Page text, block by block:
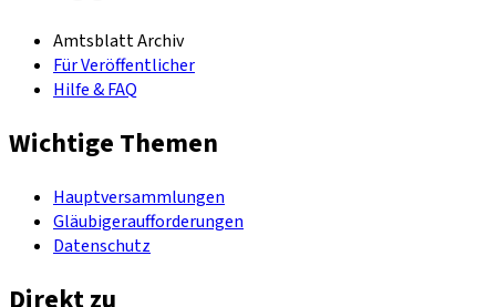
Amtsblatt Archiv
Für Veröffentlicher
Hilfe & FAQ
Wichtige Themen
Hauptversammlungen
Gläubigeraufforderungen
Datenschutz